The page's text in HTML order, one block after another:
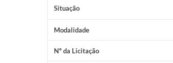
Situação
Modalidade
Nº da Licitação